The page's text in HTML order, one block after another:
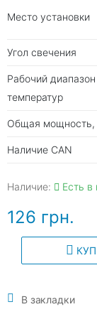
Место установки
Угол свечения
Рабочий диапазон
температур
Общая мощность,
Наличие CAN
Наличие: Есть в
126 грн.
В закладки